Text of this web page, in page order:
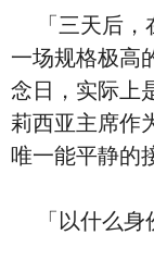
「三天后，
一场规格极高
念日，实际上
莉西亚主席作
唯一能平静的
「以什么身